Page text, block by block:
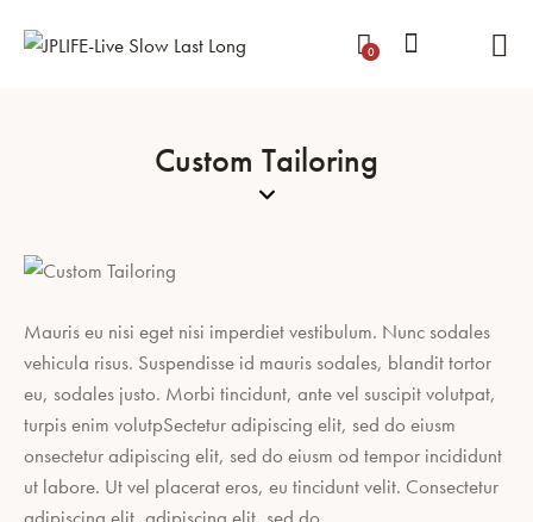
0
Custom Tailoring
Mauris eu nisi eget nisi imperdiet vestibulum. Nunc sodales
vehicula risus. Suspendisse id mauris sodales, blandit tortor
eu, sodales justo. Morbi tincidunt, ante vel suscipit volutpat,
turpis enim volutpSectetur adipiscing elit, sed do eiusm
onsectetur adipiscing elit, sed do eiusm od tempor incididunt
ut labore. Ut vel placerat eros, eu tincidunt velit. Consectetur